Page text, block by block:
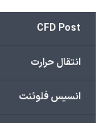
CFD Post
انتقال حرارت
انسیس فلوئنت